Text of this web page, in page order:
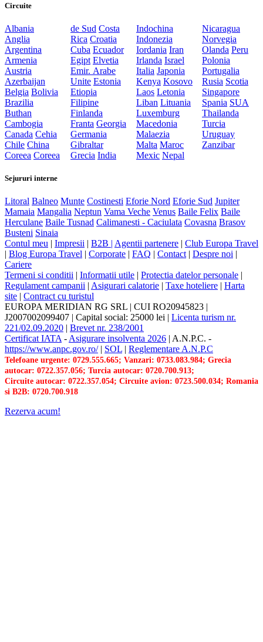
Circuite
Albania
Anglia
Argentina
Armenia
Austria
Azerbaijan
Belgia Bolivia
Brazilia
Buthan
Cambogia
Canada Cehia
Chile China
Coreea Coreea
de Sud Costa
Rica Croatia
Cuba Ecuador
Egipt Elvetia
Emir. Arabe
Unite Estonia
Etiopia
Filipine
Finlanda
Franta Georgia
Germania
Gibraltar
Grecia India
Indochina
Indonezia
Iordania Iran
Irlanda Israel
Italia Japonia
Kenya Kosovo
Laos Letonia
Liban Lituania
Luxemburg
Macedonia
Malaezia
Malta Maroc
Mexic Nepal
Nicaragua
Norvegia
Olanda Peru
Polonia
Portugalia
Rusia Scotia
Singapore
Spania SUA
Thailanda
Turcia
Uruguay
Zanzibar
Sejururi interne
Litoral Balneo Munte Costinesti Eforie Nord Eforie Sud Jupiter
Mamaia Mangalia Neptun Vama Veche Venus Baile Felix Baile
Herculane Baile Tusnad Calimanesti - Caciulata Covasna Brasov
Busteni Sinaia
Contul meu | Impresii | B2B | Agentii partenere | Club Europa Travel
| Blog Europa Travel | Corporate | FAQ | Contact | Despre noi |
Cariere
Termeni si conditii | Informatii utile | Protectia datelor personale |
Regulament campanii | Asigurari calatorie | Taxe hoteliere | Harta
site | Contract cu turistul
EUROPA MERIDIAN RG SRL | CUI RO20945823 |
J2007002099407 | Capital social: 25000 lei | Licenta turism nr.
221/02.09.2020 | Brevet nr. 238/2001
Certificat IATA - Asigurare insolventa 2026 | A.N.P.C. -
https://www.anpc.gov.ro/| SOL | Reglementare A.N.P.C
Telefoane urgente: 0729.555.665; Vanzari: 0733.083.984; Grecia
autocar: 0722.357.056; Turcia autocar: 0720.700.913;
Circuite autocar: 0722.357.054; Circuite avion: 0723.500.034; Romania
si B2B: 0720.700.918
Rezerva acum!